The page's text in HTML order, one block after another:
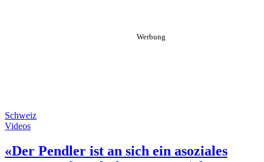
Schweiz
Videos
«Der Pendler ist an sich ein asoziales